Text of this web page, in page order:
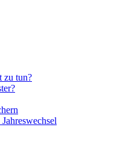
zu tun?